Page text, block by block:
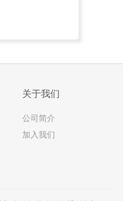
关于我们
公司简介
加入我们